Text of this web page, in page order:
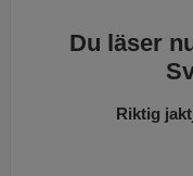
Du läser
Riktig